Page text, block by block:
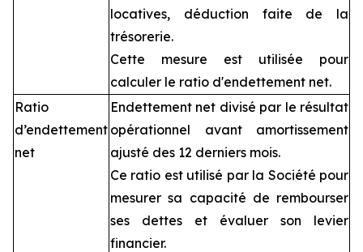
locatives, déduction faite de la
trésorerie.
Cette mesure est utilisée pour
calculer le ratio d'endettement net.
Ratio
d’endettement
net
Endettement net divisé par le résultat
opérationnel avant amortissement
ajusté des 12 derniers mois.
Ce ratio est utilisé par la Société pour
mesurer sa capacité de rembourser
ses dettes et évaluer son levier
financier.